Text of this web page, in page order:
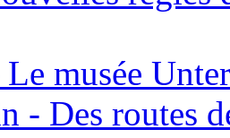
musée
- Des routes